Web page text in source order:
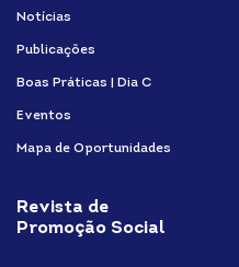
Notícias
Publicações
Boas Práticas | Dia C
Eventos
Mapa de Oportunidades
Revista de
Promoção Social